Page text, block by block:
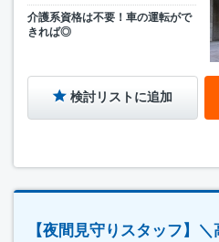
介護系資格は不要！車の運転がで
きれば◎
検討リストに追加
【夜間見守りスタッフ】